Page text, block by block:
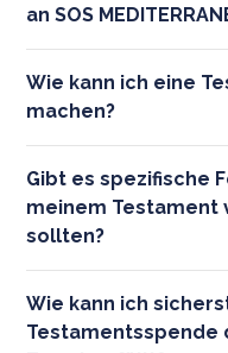
an SOS
Wie kann ich eine
machen?
Gibt es spezifische
meinem Testament
sollten?
Wie kann ich
Testamentsspende